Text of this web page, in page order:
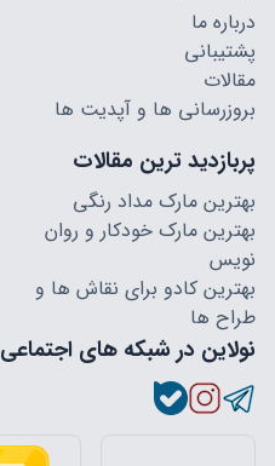
درباره ما
پشتیبانی
مقالات
بروزرسانی ها و آپدیت ها
پربازدید ترین مقالات
بهترین مارک مداد رنگی
بهترین مارک خودکار و روان
نویس
بهترین کادو برای نقاش ها و
طراح ها
نولاین در شبکه های اجتماعی